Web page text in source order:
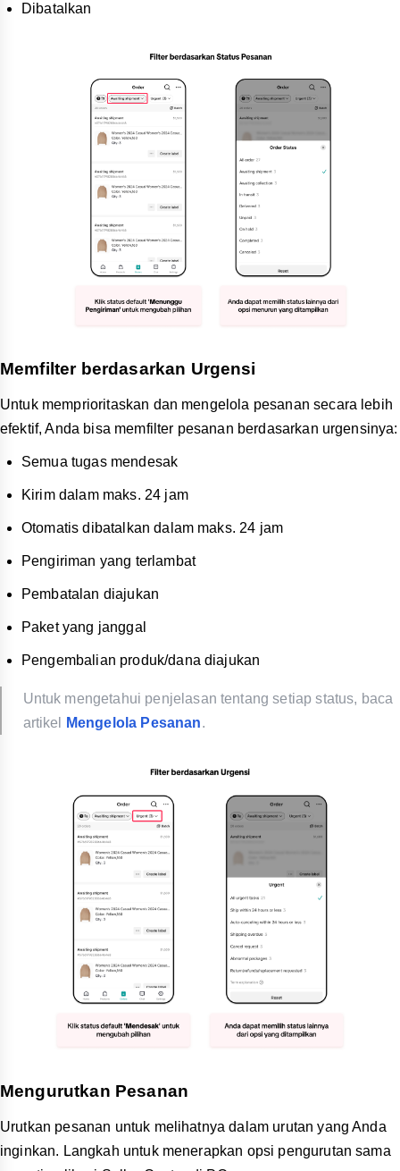
Dibatalkan
Memfilter berdasarkan Urgensi
Untuk memprioritaskan dan mengelola pesanan secara lebih
efektif, Anda bisa memfilter pesanan berdasarkan urgensinya:
Semua tugas mendesak
Kirim dalam maks. 24 jam
Otomatis dibatalkan dalam maks. 24 jam
Pengiriman yang terlambat
Pembatalan diajukan
Paket yang janggal
Pengembalian produk/dana diajukan
Untuk mengetahui penjelasan tentang setiap status, baca
artikel
Mengelola Pesanan.
Mengurutkan Pesanan
Urutkan pesanan untuk melihatnya dalam urutan yang Anda
inginkan. Langkah untuk menerapkan opsi pengurutan sama